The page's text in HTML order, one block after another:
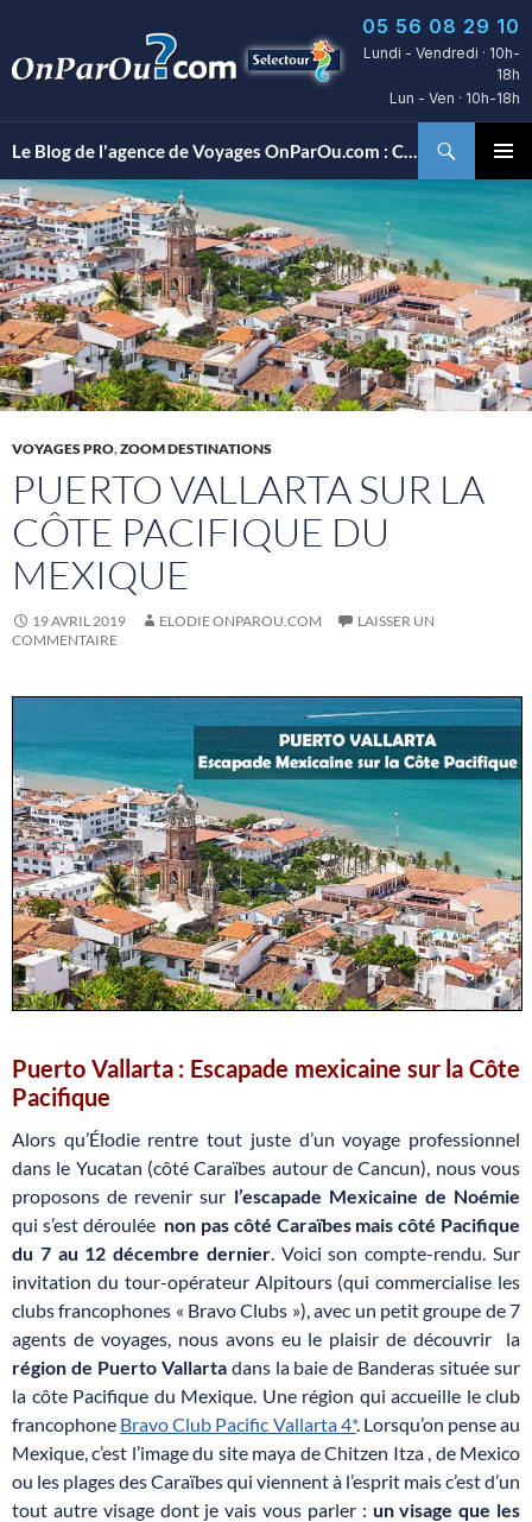
contenu
05 56 08 29 10
Lundi - Vendredi · 10h-
18h
Lun - Ven · 10h-18h
Le Blog de l'agence de Voyages OnParOu.com : Conseils, découvertes d’hôtels et bons plans voyages…
MENU
VOYAGES PRO,ZOOM DESTINATIONS
PUERTO VALLARTA SUR LA
CÔTE PACIFIQUE DU
MEXIQUE
19 AVRIL 2019 ELODIE ONPAROU.COM
LAISSER UN
COMMENTAIRE
Puerto Vallarta : Escapade mexicaine sur la Côte
Pacifique
Alors qu’Élodie rentre tout juste d’un voyage professionnel
dans le Yucatan (côté Caraïbes autour de Cancun), nous vous
proposons de revenir sur l’escapade Mexicaine de Noémie
qui s’est déroulée non pas côté Caraïbes mais côté Pacifique
du 7 au 12 décembre dernier. Voici son compte-rendu. Sur
invitation du tour-opérateur Alpitours (qui commercialise les
clubs francophones « Bravo Clubs »), avec un petit groupe de 7
agents de voyages, nous avons eu le plaisir de découvrir la
région de Puerto Vallartadans la baie de Banderas située sur
la côte Pacifique du Mexique. Une région qui accueille le club
francophone Bravo Club Pacific Vallarta 4*. Lorsqu’on pense au
Mexique, c’est l’image du site maya de Chitzen Itza , de Mexico
ou les plages des Caraïbes qui viennent à l’esprit mais c’est d’un
tout autre visage dont je vais vous parler : un visage que les